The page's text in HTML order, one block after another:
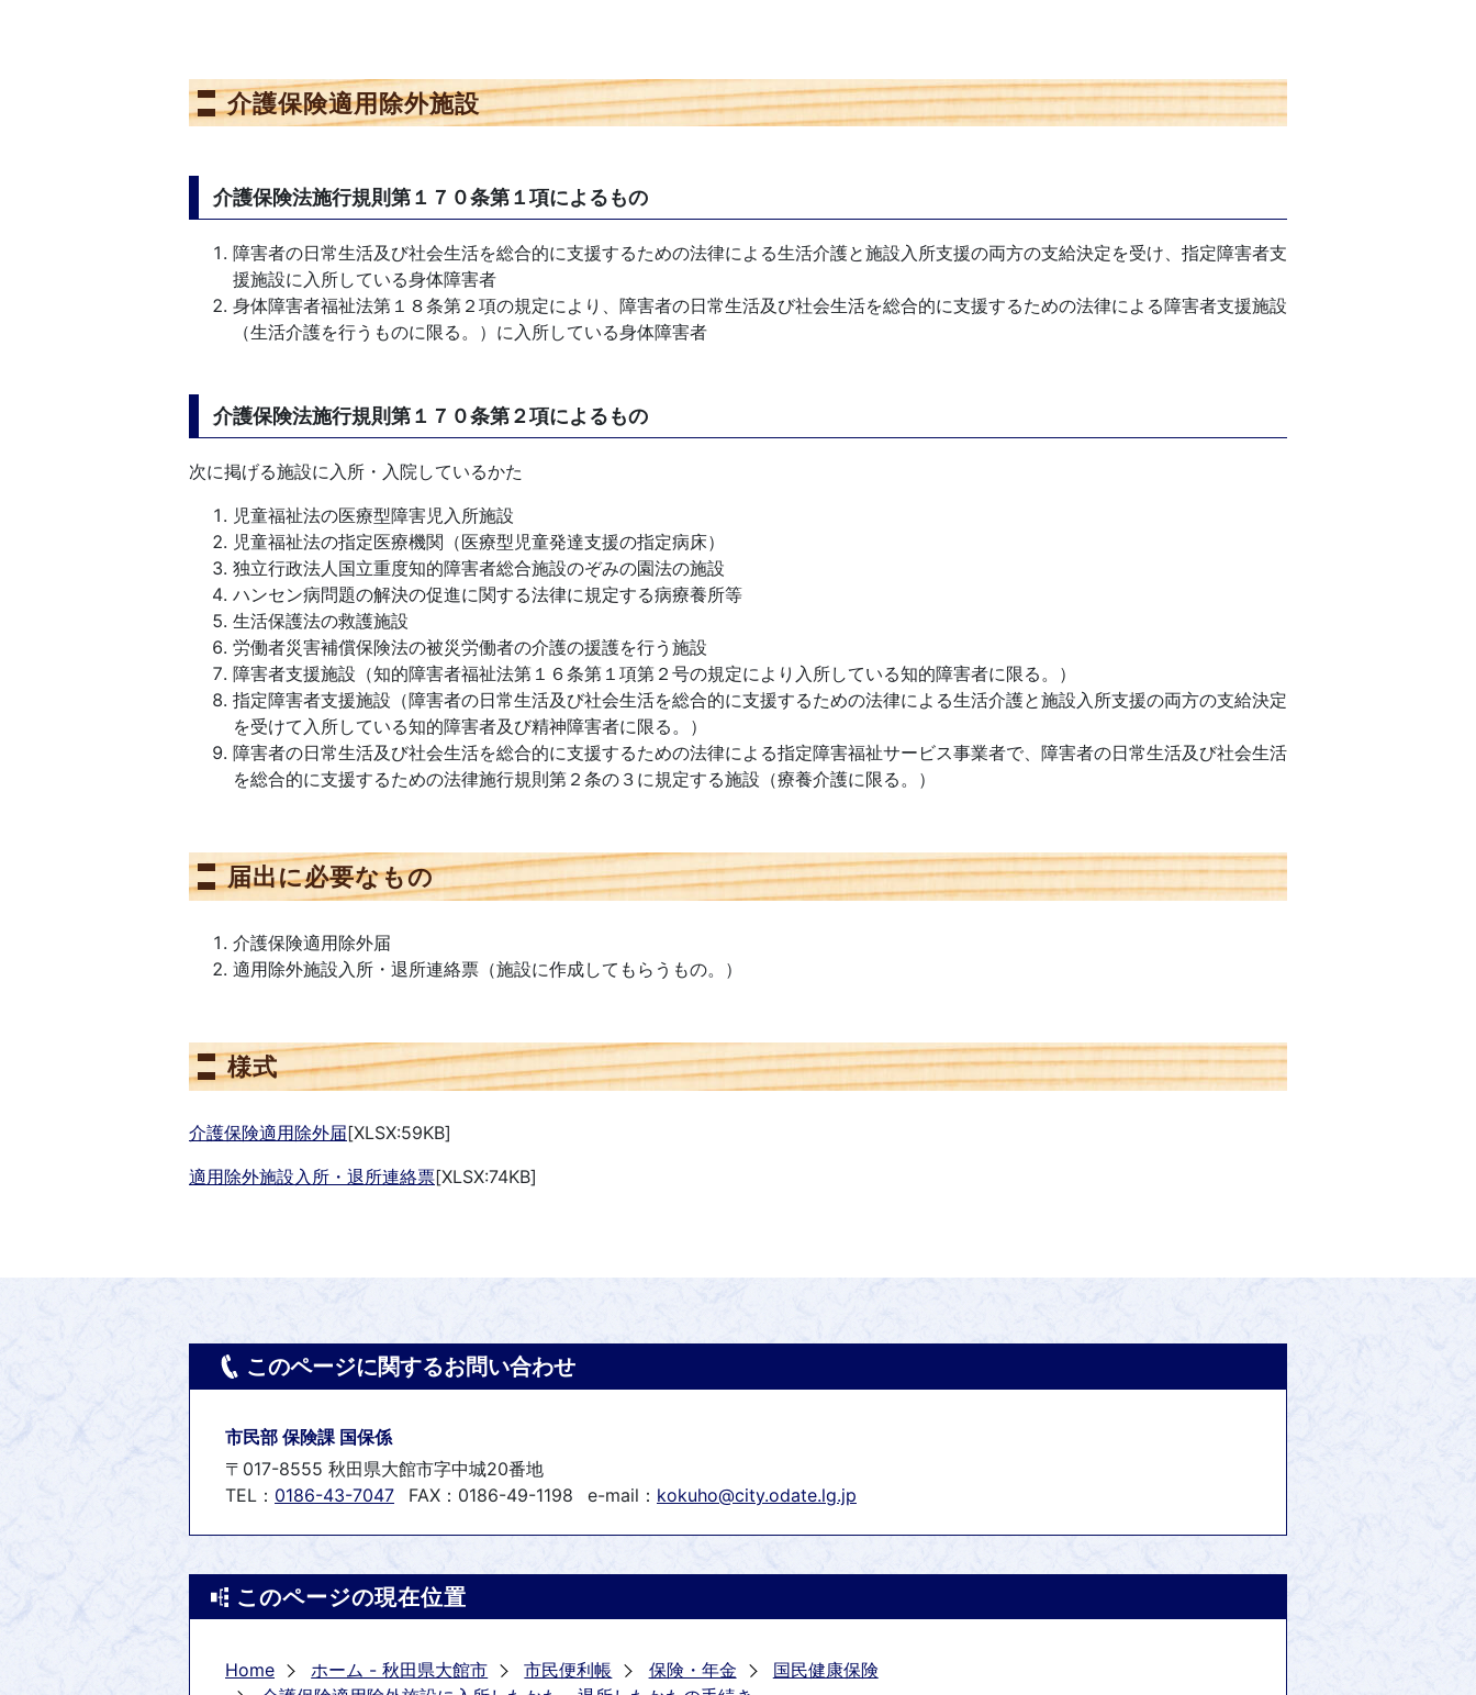
介護保険適用除外施設
介護保険法施行規則第１７０条第１項によるもの
障害者の日常生活及び社会生活を総合的に支援するための法律による生活介護と施設入所支援の両方の支給決定を受け、指定障害者支
援施設に入所している身体障害者
身体障害者福祉法第１８条第２項の規定により、障害者の日常生活及び社会生活を総合的に支援するための法律による障害者支援施設
（生活介護を行うものに限る。）に入所している身体障害者
介護保険法施行規則第１７０条第２項によるもの
次に掲げる施設に入所・入院しているかた
児童福祉法の医療型障害児入所施設
児童福祉法の指定医療機関（医療型児童発達支援の指定病床）
独立行政法人国立重度知的障害者総合施設のぞみの園法の施設
ハンセン病問題の解決の促進に関する法律に規定する病療養所等
生活保護法の救護施設
労働者災害補償保険法の被災労働者の介護の援護を行う施設
障害者支援施設（知的障害者福祉法第１６条第１項第２号の規定により入所している知的障害者に限る。）
指定障害者支援施設（障害者の日常生活及び社会生活を総合的に支援するための法律による生活介護と施設入所支援の両方の支給決定
を受けて入所している知的障害者及び精神障害者に限る。）
障害者の日常生活及び社会生活を総合的に支援するための法律による指定障害福祉サービス事業者で、障害者の日常生活及び社会生活
を総合的に支援するための法律施行規則第２条の３に規定する施設（療養介護に限る。）
届出に必要なもの
介護保険適用除外届
適用除外施設入所・退所連絡票（施設に作成してもらうもの。）
様式
介護保険適用除外届[XLSX:59KB]
適用除外施設入所・退所連絡票[XLSX:74KB]
このページに関するお問い合わせ
市民部 保険課 国保係
〒017-8555 秋田県大館市字中城20番地
TEL： 0186-43-7047 FAX：0186-49-1198 e-mail： kokuho@city.odate.lg.jp
このページの現在位置
Home ホーム - 秋田県大館市 市民便利帳 保険・年金
国民健康保険